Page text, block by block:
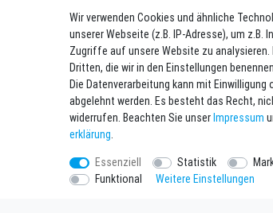
OverBoard wasserdichtes Packsack Multipack 3er
Set
38,95 € *
*inkl. ges. MwSt.zzgl. Versandkosten
Wir verwenden Cookies und ähnliche
unserer Webseite (z.B. IP-Adresse), um
Zugriffe auf unsere Website zu
Dritten, die wir in den Einstellungen
Die Datenverarbeitung kann mit
abgelehnt werden. Es besteht das Recht,
widerrufen. Beachten Sie unserImpressum
erklärung.
Essenziell
Statistik
Funktional
Weitere Einstellungen